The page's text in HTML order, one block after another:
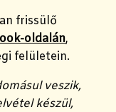
frissülő
oldalán,
felületein.
veszik,
készül,